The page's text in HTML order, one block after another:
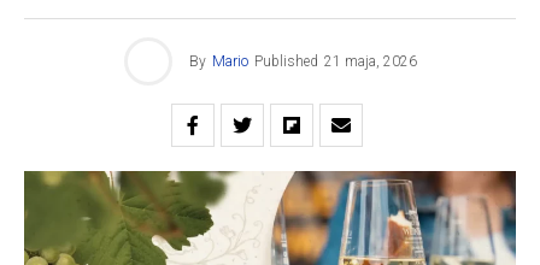
By Mario Published 21 maja, 2026